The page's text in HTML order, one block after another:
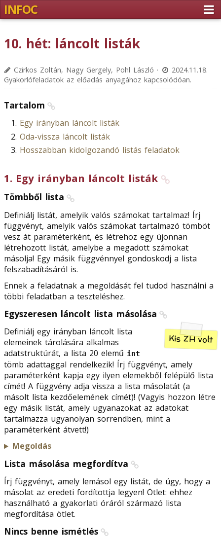
INFOC
10. hét: láncolt listák
Czirkos Zoltán, Nagy Gergely, Pohl László ·
2024.11.18.
Gyakorlófeladatok az előadás anyagához kapcsolódóan.
Tartalom
Egy irányban láncolt listák
Oda-vissza láncolt listák
Hosszabban kidolgozandó listás feladatok
1. Egy irányban láncolt listák
Tömbből lista
Definiálj listát, amelyik valós számokat tartalmaz! Írj
függvényt, amelyik valós számokat tartalmazó tömböt
vesz át paraméterként, és létrehoz egy újonnan
létrehozott listát, amelybe a megadott számokat
másolja! Egy másik függvénnyel gondoskodj a lista
felszabadításáról is.
Ennek a feladatnak a megoldását fel tudod használni a
többi feladatban a teszteléshez.
Egyszeresen láncolt lista másolása
Kis ZH volt
Definiálj egy irányban láncolt lista
elemeinek tárolására alkalmas
adatstruktúrát, a lista 20 elemű int
tömb adattaggal rendelkezik! Írj függvényt, amely
paraméterként kapja egy ilyen elemekből felépülő lista
címét! A függvény adja vissza a lista másolatát (a
másolt lista kezdőelemének címét)! (Vagyis hozzon létre
egy másik listát, amely ugyanazokat az adatokat
tartalmazza ugyanolyan sorrendben, mint a
paraméterként átvett!)
Megoldás
Lista másolása megfordítva
Írj függvényt, amely lemásol egy listát, de úgy, hogy a
másolat az eredeti fordítottja legyen! Ötlet: ehhez
használható a gyakorlati óráról származó lista
megfordítása ötlet.
Nincs benne ismétlés